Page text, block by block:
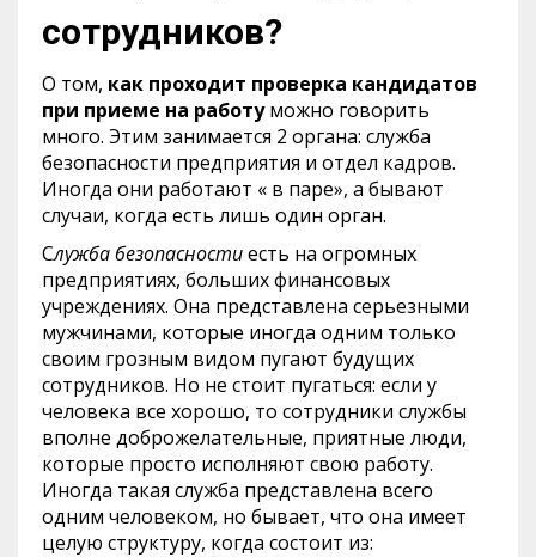
сотрудников?
О том, как проходит проверка кандидатов
при приеме на работуможно говорить
много. Этим занимается 2 органа: служба
безопасности предприятия и отдел кадров.
Иногда они работают « в паре», а бывают
случаи, когда есть лишь один орган.
Служба безопасностиесть на огромных
предприятиях, больших финансовых
учреждениях. Она представлена серьезными
мужчинами, которые иногда одним только
своим грозным видом пугают будущих
сотрудников. Но не стоит пугаться: если у
человека все хорошо, то сотрудники службы
вполне доброжелательные, приятные люди,
которые просто исполняют свою работу.
Иногда такая служба представлена всего
одним человеком, но бывает, что она имеет
целую структуру, когда состоит из: